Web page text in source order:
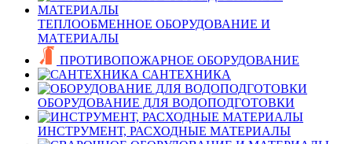
ТЕПЛООБМЕННОЕ ОБОРУДОВАНИЕ И
МАТЕРИАЛЫ
ПРОТИВОПОЖАРНОЕ ОБОРУДОВАНИЕ
САНТЕХНИКА
ОБОРУДОВАНИЕ ДЛЯ ВОДОПОДГОТОВКИ
ИНСТРУМЕНТ, РАСХОДНЫЕ МАТЕРИАЛЫ